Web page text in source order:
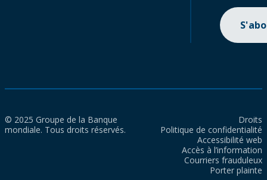
© 2025 Groupe de la Banque
mondiale. Tous droits réservés.
Droits
Politique de confidentialité
Accessibilité web
Accès à l’information
Courriers frauduleux
Porter plainte